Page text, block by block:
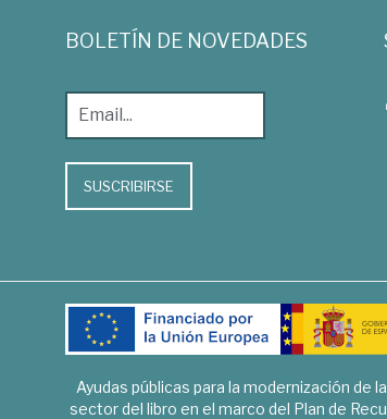
BOLETÍN DE NOVEDADES
SUSCRIBIRSE
Ayudas públicas para la modernización de
sector del libro en el marco del Plan de